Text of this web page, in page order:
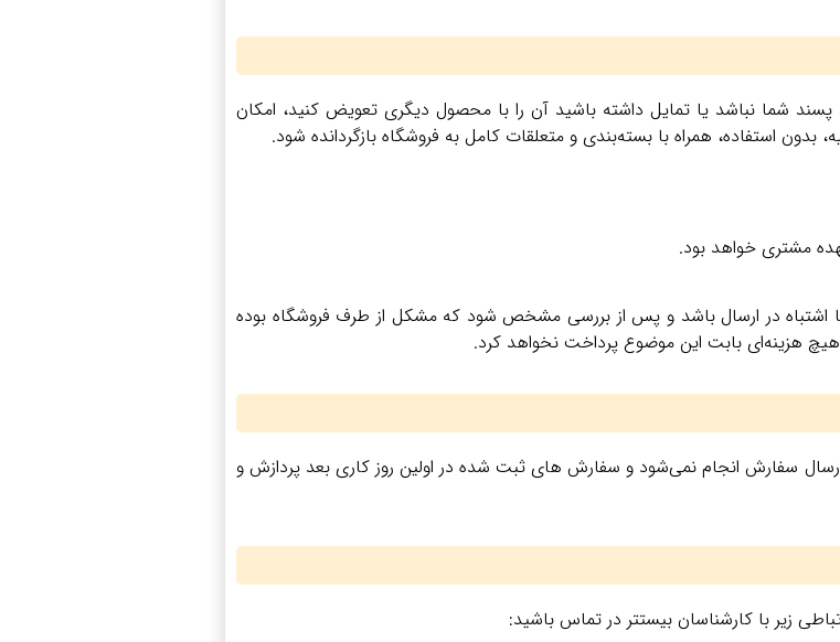
شما نباشد یا تمایل داشته باشید آن را با محصول دیگری تعویض کنید، امکان
استفاده، همراه با بسته‌بندی و متعلقات کامل به فروشگاه بازگردانده شود.
مشتری خواهد بود.
اشتباه در ارسال باشد و پس از بررسی مشخص شود که مشکل از طرف فروشگاه بوده
هزینه‌ای بابت این موضوع پرداخت نخواهد کرد.
سفارش انجام نمی‌شود و سفارش‌ های ثبت‌ شده در اولین روز کاری بعد پردازش و
زیر با کارشناسان بیستتر در تماس باشید: